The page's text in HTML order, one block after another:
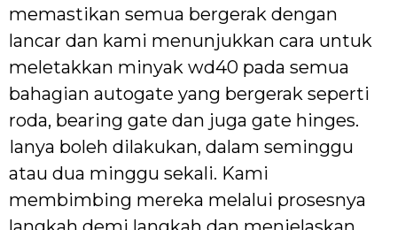
memastikan semua bergerak dengan
lancar dan kami menunjukkan cara untuk
meletakkan minyak wd40 pada semua
bahagian autogate yang bergerak seperti
roda, bearing gate dan juga gate hinges.
Ianya boleh dilakukan, dalam seminggu
atau dua minggu sekali. Kami
membimbing mereka melalui prosesnya